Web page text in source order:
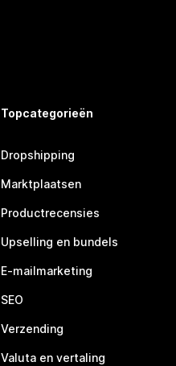
Topcategorieën
Dropshipping
Marktplaatsen
Productrecensies
Upselling en bundels
E-mailmarketing
SEO
Verzending
Valuta en vertaling